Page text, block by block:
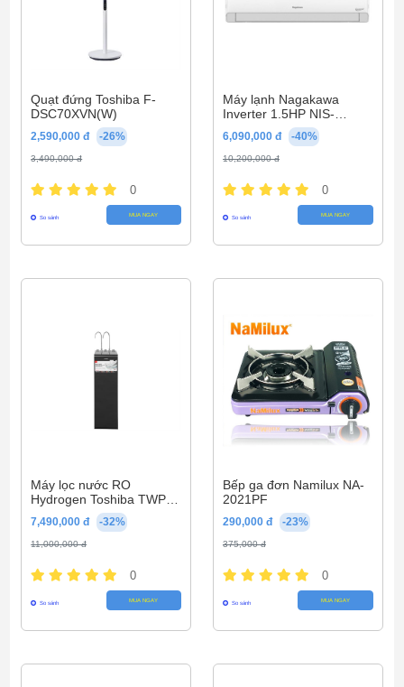
Quạt đứng Toshiba F-
DSC70XVN(W)
2,590,000 đ -26%
3,490,000 đ
0
So sánh MUA NGAY
Máy lạnh Nagakawa
Inverter 1.5HP NIS-
6,090,000 đ -40%
10,200,000 đ
0
So sánh MUA NGAY
Máy lọc nước RO
Hydrogen Toshiba TWP-
WA3SVN(K)
7,490,000 đ -32%
11,000,000 đ
0
So sánh MUA NGAY
Bếp ga đơn Namilux NA-
2021PF
290,000 đ -23%
375,000 đ
0
So sánh MUA NGAY